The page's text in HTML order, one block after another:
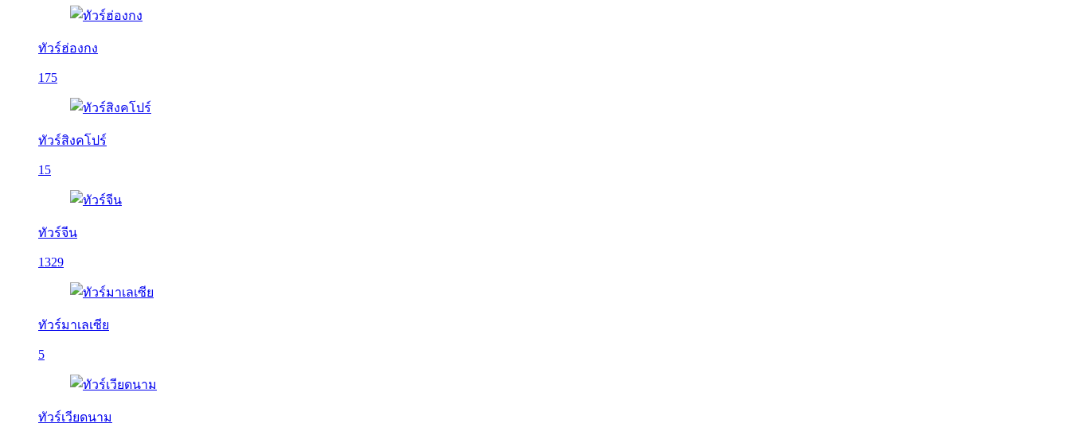
ทัวร์ฮ่องกง
175
ทัวร์สิงคโปร์
15
ทัวร์จีน
1329
ทัวร์มาเลเซีย
5
ทัวร์เวียดนาม